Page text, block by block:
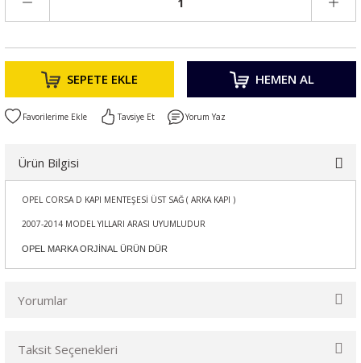
SEPETE EKLE HEMEN AL
Tavsiye Et Yorum Yaz
Ürün Bilgisi
OPEL CORSA D KAPI MENTEŞESİ ÜST SAĞ ( ARKA KAPI )
2007-2014 MODEL YILLARI ARASI UYUMLUDUR
OPEL MARKA ORJİNAL ÜRÜN DÜR
Yorumlar
Taksit Seçenekleri